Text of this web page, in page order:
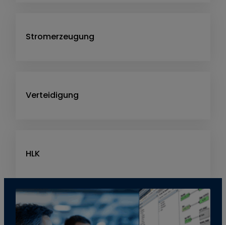
Stromerzeugung
Verteidigung
HLK